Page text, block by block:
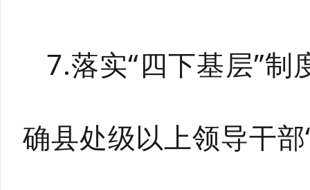
7.落实“四下基层”
确县处级以上领导干